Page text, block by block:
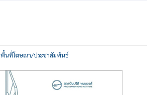
พื้นที่โฆษณา/ประชาสัมพันธ์